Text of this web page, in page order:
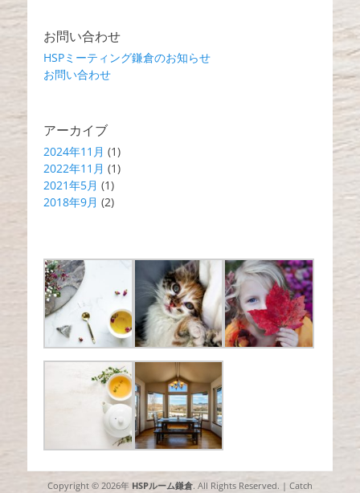
お問い合わせ
HSPミーティング鎌倉のお知らせ
お問い合わせ
アーカイブ
2024年11月 (1)
2022年11月 (1)
2021年5月 (1)
2018年9月 (2)
Copyright © 2026年 HSPルーム鎌倉. All Rights Reserved. | Catch